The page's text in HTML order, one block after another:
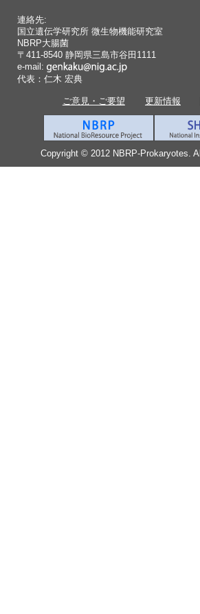
連絡先:
国立遺伝学研究所 微生物機能研究室
NBRP大腸菌
〒411-8540 静岡県三島市谷田1111
e-mail:
代表：仁木 宏典
ご意見・ご要望 更新情報
Copyright © 2012 NBRP-Prokaryotes.